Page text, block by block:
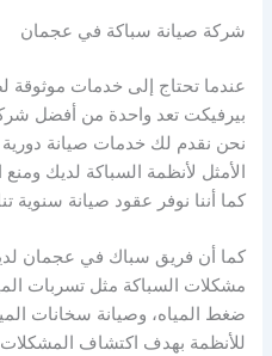
شركة صيانة سباكة في عجمان
عندما تحتاج إلى خدمات موثوقة
بيرفيكت تعد واحدة من أفضل
نحن نقدم لك خدمات صيانة
الأمثل لأنظمة السباكة لديك
كما أننا نوفر عقود صيانة سنوية
كما أن فريق سباك في عجمان
مشكلات السباكة مثل تسربات
ضغط المياه، وصيانة سخانات
للأنظمة بهدف اكتشاف